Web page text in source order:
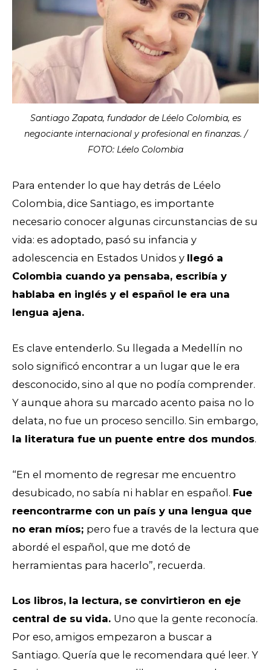
Santiago Zapata, fundador de Léelo Colombia, es
negociante internacional y profesional en finanzas. /
FOTO: Léelo Colombia
Para entender lo que hay detrás de Léelo
Colombia, dice Santiago, es importante
necesario conocer algunas circunstancias de su
vida: es adoptado, pasó su infancia y
adolescencia en Estados Unidos y llegó a
Colombia cuando ya pensaba, escribía y
hablaba en inglés y el español le era una
lengua ajena.
Es clave entenderlo. Su llegada a Medellín no
solo significó encontrar a un lugar que le era
desconocido, sino al que no podía comprender.
Y aunque ahora su marcado acento paisa no lo
delata, no fue un proceso sencillo. Sin embargo,
la literatura fue un puente entre dos mundos.
“En el momento de regresar me encuentro
desubicado, no sabía ni hablar en español. Fue
reencontrarme con un país y una lengua que
no eran míos; pero fue a través de la lectura que
abordé el español, que me dotó de
herramientas para hacerlo”, recuerda.
Los libros, la lectura, se convirtieron en eje
central de su vida. Uno que la gente reconocía.
Por eso, amigos empezaron a buscar a
Santiago. Quería que le recomendara qué leer. Y